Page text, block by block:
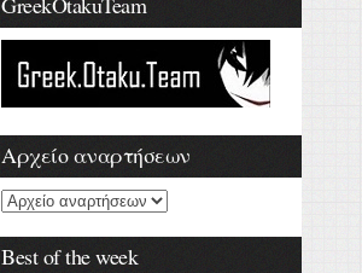
Αρχείο αναρτήσεων
Best of the week